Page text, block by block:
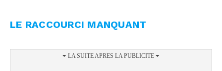
LE RACCOURCI MANQUANT